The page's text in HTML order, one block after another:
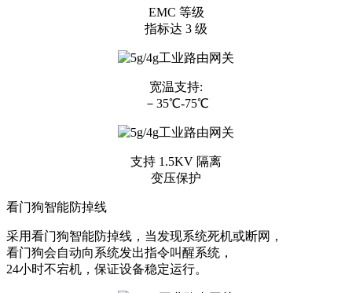
EMC 等级
指标达 3 级
宽温支持:
－35℃-75℃
支持 1.5KV 隔离
变压保护
看门狗智能防掉线
采用看门狗智能防掉线，当发现系统死机或断网，
看门狗会自动向系统发出指令叫醒系统，
24小时不宕机，保证设备稳定运行。